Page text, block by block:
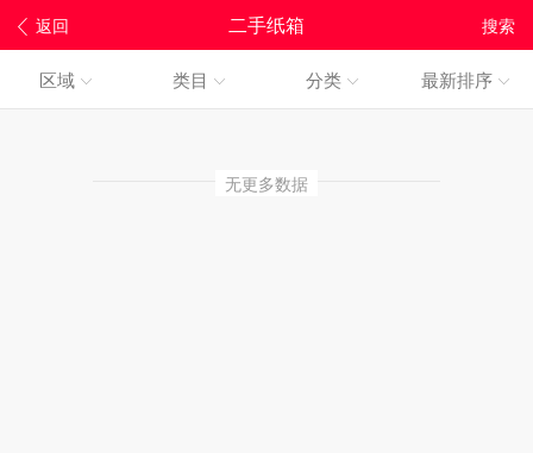
返回 搜索
二手纸箱
区域 类目 分类 最新排序
无更多数据